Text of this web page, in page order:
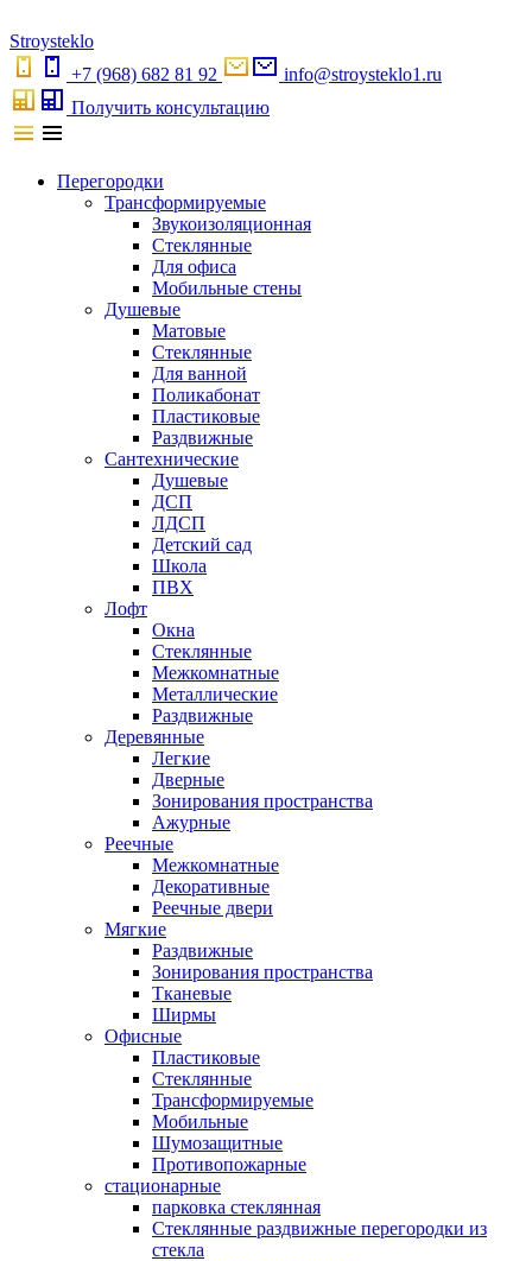
Stroysteklo
+7 (968) 682 81 92
info@stroysteklo1.ru
Получить консультацию
Перегородки
Трансформируемые
Звукоизоляционная
Стеклянные
Для офиса
Мобильные стены
Душевые
Матовые
Стеклянные
Для ванной
Поликабонат
Пластиковые
Раздвижные
Сантехнические
Душевые
ДСП
ЛДСП
Детский сад
Школа
ПВХ
Лофт
Окна
Стеклянные
Межкомнатные
Металлические
Раздвижные
Деревянные
Легкие
Дверные
Зонирования пространства
Ажурные
Реечные
Межкомнатные
Декоративные
Реечные двери
Мягкие
Раздвижные
Зонирования пространства
Тканевые
Ширмы
Офисные
Пластиковые
Стеклянные
Трансформируемые
Мобильные
Шумозащитные
Противопожарные
стационарные
парковка стеклянная
Стеклянные раздвижные перегородки из
стекла